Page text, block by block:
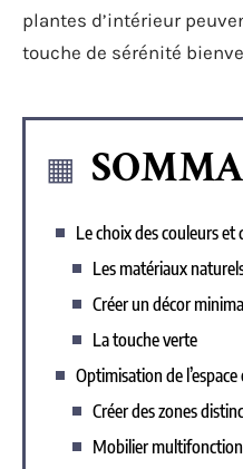
plantes d’intérieur
touche de sérénité
Le choix des couleurs et
Les matériaux
Créer un décor
La touche verte
Optimisation de
Créer des zones
Mobilier multifonction